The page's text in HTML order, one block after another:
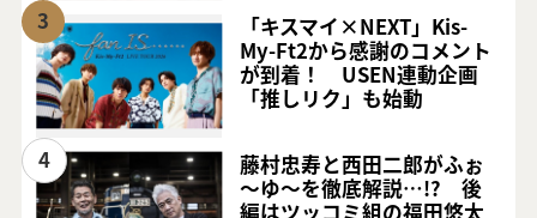
3
「キスマイ×NEXT」Kis-
My-Ft2から感謝のコメント
が到着！ USEN連動企画
「推しリク」も始動
4
藤村忠寿と西田二郎がふぉ
～ゆ～を徹底解説…!? 後
編はツッコミ組の福田悠太